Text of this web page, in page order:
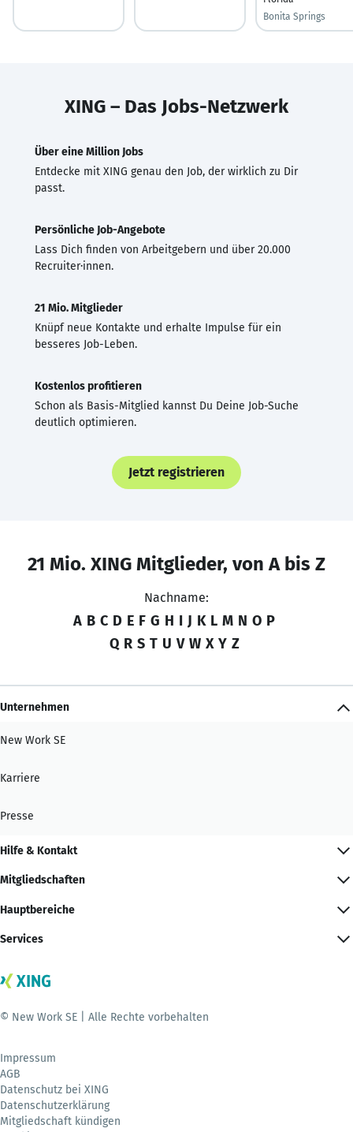
Bonita Springs
XING – Das Jobs-Netzwerk
Über eine Million Jobs
Entdecke mit XING genau den Job, der wirklich zu Dir
passt.
Persönliche Job-Angebote
Lass Dich finden von Arbeitgebern und über 20.000
Recruiter·innen.
21 Mio. Mitglieder
Knüpf neue Kontakte und erhalte Impulse für ein
besseres Job-Leben.
Kostenlos profitieren
Schon als Basis-Mitglied kannst Du Deine Job-Suche
deutlich optimieren.
Jetzt registrieren
21 Mio. XING Mitglieder, von A bis Z
Nachname:
A B C D E F G H I J K L M N O P
Q R S T U V W X Y Z
Unternehmen
New Work SE
Karriere
Presse
Hilfe & Kontakt
Mitgliedschaften
Hauptbereiche
Services
© New Work SE | Alle Rechte vorbehalten
Impressum
AGB
Datenschutz bei XING
Datenschutzerklärung
Mitgliedschaft kündigen